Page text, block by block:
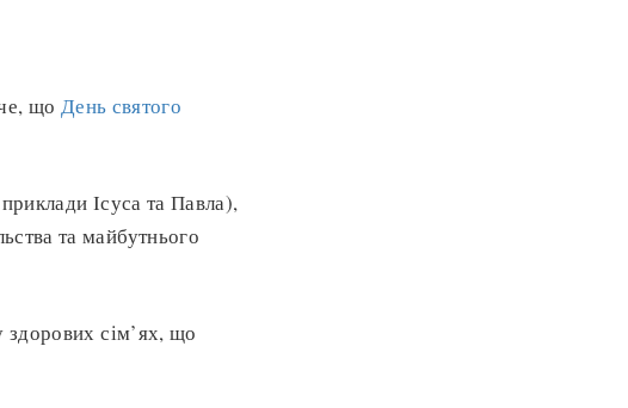
що День святого
Ісуса та Павла),
та майбутнього
здорових сім’ях, що